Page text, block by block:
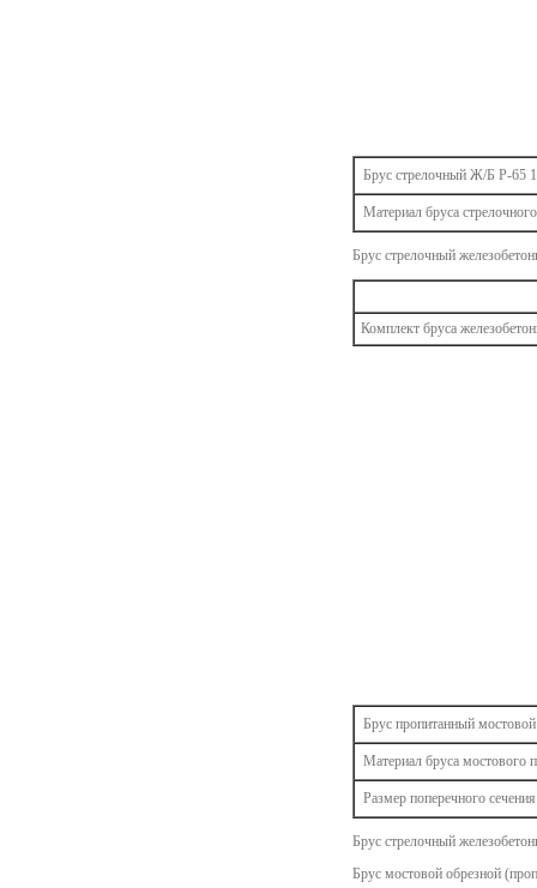
Брус стрелочный Ж/Б Р-65
Материал бруса
Брус стрелочный
Комплект бруса
Брус пропитанный мостовой
Материал бруса мостового
Размер поперечного сечения
Брус стрелочный
Брус мостовой обрезной